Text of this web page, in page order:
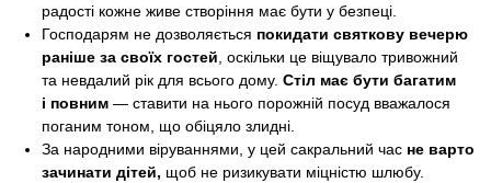
радості кожне живе створіння має бути у безпеці.
Господарям не дозволяється покидати святкову вечерю
раніше за своїх гостей , оскільки це віщувало тривожний
та невдалий рік для всього дому. Стіл має бути багатим
і повним — ставити на нього порожній посуд вважалося
поганим тоном, що обіцяло злидні.
За народними віруваннями, у цей сакральний час не варто
зачинати дітей, щоб не ризикувати міцністю шлюбу.